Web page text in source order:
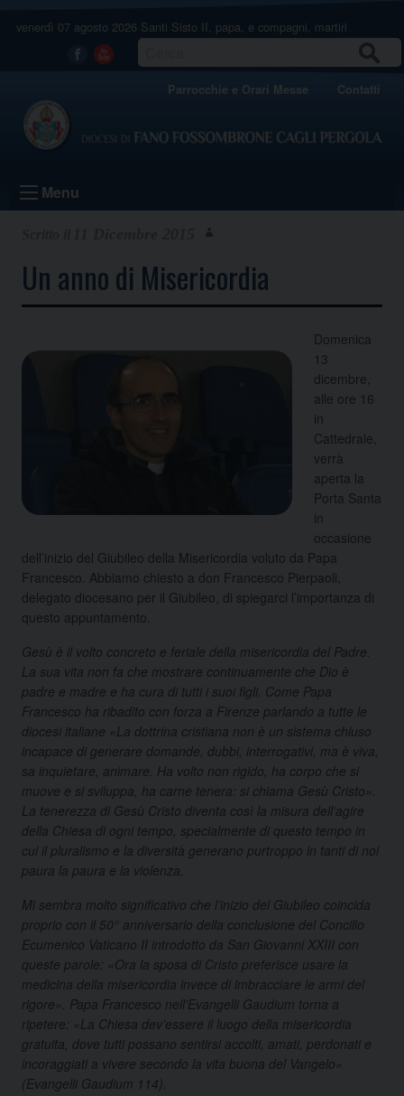
venerdì 07 agosto 2026 Santi Sisto II, papa, e compagni, martiri
Facebook
Youtube
Parrocchie e Orari Messe Contatti
Menu
Un anno di Misericordia
Domenica
13
dicembre,
alle ore 16
in
Cattedrale,
verrà
aperta la
Porta Santa
in
occasione
dell’inizio del Giubileo della Misericordia voluto da Papa
Francesco. Abbiamo chiesto a don Francesco Pierpaoli,
delegato diocesano per il Giubileo, di spiegarci l’importanza di
questo appuntamento.
Gesù è il volto concreto e feriale della misericordia del Padre.
La sua vita non fa che mostrare continuamente che Dio è
padre e madre e ha cura di tutti i suoi figli. Come Papa
Francesco ha ribadito con forza a Firenze parlando a tutte le
diocesi italiane «La dottrina cristiana non è un sistema chiuso
incapace di generare domande, dubbi, interrogativi, ma è viva,
sa inquietare, animare. Ha volto non rigido, ha corpo che si
muove e si sviluppa, ha carne tenera: si chiama Gesù Cristo».
La tenerezza di Gesù Cristo diventa così la misura dell’agire
della Chiesa di ogni tempo, specialmente di questo tempo in
cui il pluralismo e la diversità generano purtroppo in tanti di noi
paura la paura e la violenza.
Mi sembra molto significativo che l’inizio del Giubileo coincida
proprio con il 50° anniversario della conclusione del Concilio
Ecumenico Vaticano II introdotto da San Giovanni XXIII con
queste parole: «Ora la sposa di Cristo preferisce usare la
medicina della misericordia invece di imbracciare le armi del
rigore». Papa Francesco nell’Evangelli Gaudium torna a
ripetere: «La Chiesa dev’essere il luogo della misericordia
gratuita, dove tutti possano sentirsi accolti, amati, perdonati e
incoraggiati a vivere secondo la vita buona del Vangelo»
(Evangelii Gaudium 114).